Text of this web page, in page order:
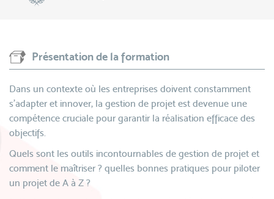
Présentation de la formation
Dans un contexte où les entreprises doivent constamment
s'adapter et innover, la gestion de projet est devenue une
compétence cruciale pour garantir la réalisation efficace des
objectifs.
Quels sont les outils incontournables de gestion de projet et
comment le maîtriser ? quelles bonnes pratiques pour piloter
un projet de A à Z ?